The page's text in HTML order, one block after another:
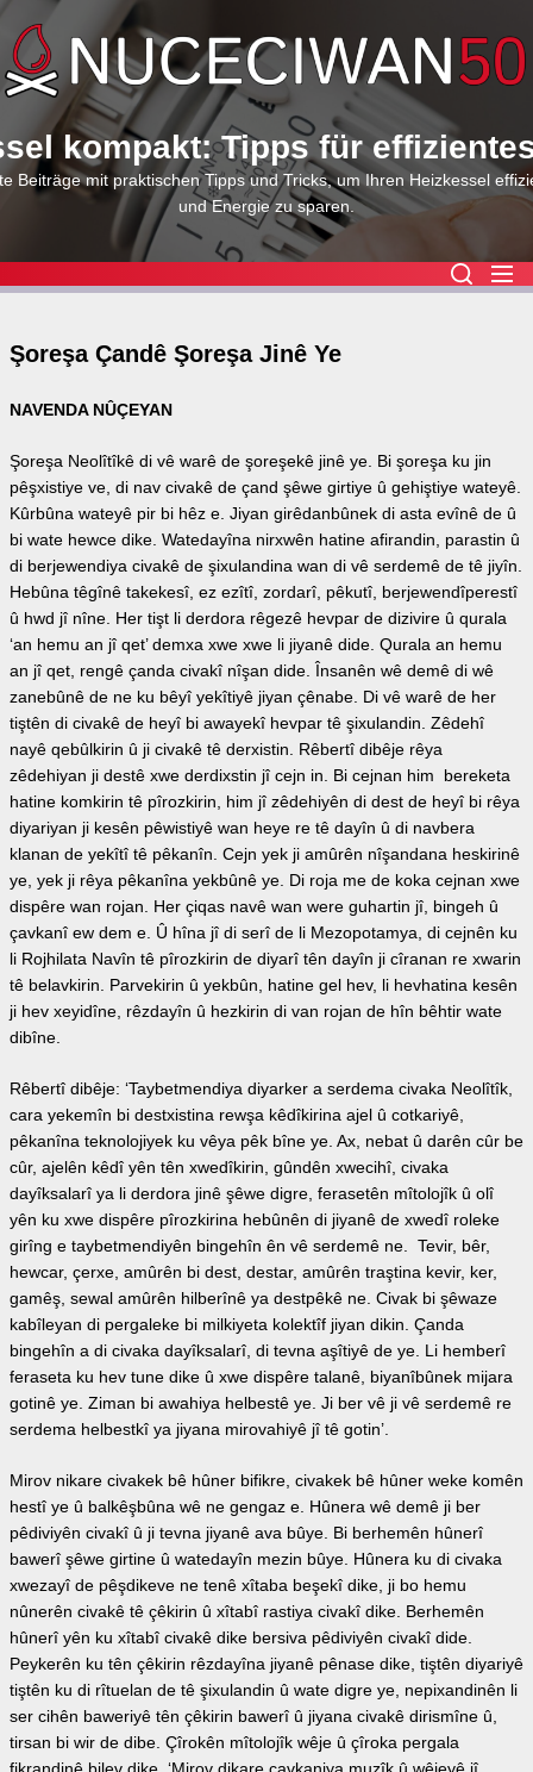
to
the
content
kompakt: Tipps für
Beiträge mit praktischen Tipps und Tricks, um Ihren Heizkessel
und Energie zu sparen.
Şoreşa Çandê Şoreşa Jinê Ye
NAVENDA NÛÇEYAN
Şoreşa Neolîtîkê di vê warê de şoreşekê jinê ye. Bi şoreşa ku jin
pêşxistiye ve, di nav civakê de çand şêwe girtiye û gehiştiye wateyê.
Kûrbûna wateyê pir bi hêz e. Jiyan girêdanbûnek di asta evînê de û
bi wate hewce dike. Watedayîna nirxwên hatine afirandin, parastin û
di berjewendiya civakê de şixulandina wan di vê serdemê de tê jiyîn.
Hebûna têgînê takekesî, ez ezîtî, zordarî, pêkutî, berjewendîperestî
û hwd jî nîne. Her tişt li derdora rêgezê hevpar de dizivire û qurala
‘an hemu an jî qet’ demxa xwe xwe li jiyanê dide. Qurala an hemu
an jî qet, rengê çanda civakî nîşan dide. Însanên wê demê di wê
zanebûnê de ne ku bêyî yekîtiyê jiyan çênabe. Di vê warê de her
tiştên di civakê de heyî bi awayekî hevpar tê şixulandin. Zêdehî
nayê qebûlkirin û ji civakê tê derxistin. Rêbertî dibêje rêya
zêdehiyan ji destê xwe derdixstin jî cejn in. Bi cejnan him bereketa
hatine komkirin tê pîrozkirin, him jî zêdehiyên di dest de heyî bi rêya
diyariyan ji kesên pêwistiyê wan heye re tê dayîn û di navbera
klanan de yekîtî tê pêkanîn. Cejn yek ji amûrên nîşandana heskirinê
ye, yek ji rêya pêkanîna yekbûnê ye. Di roja me de koka cejnan xwe
dispêre wan rojan. Her çiqas navê wan were guhartin jî, bingeh û
çavkanî ew dem e. Û hîna jî di serî de li Mezopotamya, di cejnên ku
li Rojhilata Navîn tê pîrozkirin de diyarî tên dayîn ji cîranan re xwarin
tê belavkirin. Parvekirin û yekbûn, hatine gel hev, li hevhatina kesên
ji hev xeyidîne, rêzdayîn û hezkirin di van rojan de hîn bêhtir wate
dibîne.
Rêbertî dibêje: ‘Taybetmendiya diyarker a serdema civaka Neolîtîk,
cara yekemîn bi destxistina rewşa kêdîkirina ajel û cotkariyê,
pêkanîna teknolojiyek ku vêya pêk bîne ye. Ax, nebat û darên cûr be
cûr, ajelên kêdî yên tên xwedîkirin, gûndên xwecihî, civaka
dayîksalarî ya li derdora jinê şêwe digre, ferasetên mîtolojîk û olî
yên ku xwe dispêre pîrozkirina hebûnên di jiyanê de xwedî roleke
girîng e taybetmendiyên bingehîn ên vê serdemê ne. Tevir, bêr,
hewcar, çerxe, amûrên bi dest, destar, amûrên traştina kevir, ker,
gamêş, sewal amûrên hilberînê ya destpêkê ne. Civak bi şêwaze
kabîleyan di pergaleke bi milkiyeta kolektîf jiyan dikin. Çanda
bingehîn a di civaka dayîksalarî, di tevna aşîtiyê de ye. Li hemberî
feraseta ku hev tune dike û xwe dispêre talanê, biyanîbûnek mijara
gotinê ye. Ziman bi awahiya helbestê ye. Ji ber vê ji vê serdemê re
serdema helbestkî ya jiyana mirovahiyê jî tê gotin’.
Mirov nikare civakek bê hûner bifikre, civakek bê hûner weke komên
hestî ye û balkêşbûna wê ne gengaz e. Hûnera wê demê ji ber
pêdiviyên civakî û ji tevna jiyanê ava bûye. Bi berhemên hûnerî
bawerî şêwe girtine û watedayîn mezin bûye. Hûnera ku di civaka
xwezayî de pêşdikeve ne tenê xîtaba beşekî dike, ji bo hemu
nûnerên civakê tê çêkirin û xîtabî rastiya civakî dike. Berhemên
hûnerî yên ku xîtabî civakê dike bersiva pêdiviyên civakî dide.
Peykerên ku tên çêkirin rêzdayîna jiyanê pênase dike, tiştên diyariyê
tiştên ku di rîtuelan de tê şixulandin û wate digre ye, nepixandinên li
ser cihên baweriyê tên çêkirin bawerî û jiyana civakê dirismîne û,
tirsan bi wir de dibe. Çîrokên mîtolojîk wêje û çîroka pergala